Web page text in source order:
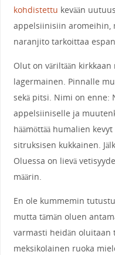
kohdistettu kevään
appelsiinisiin aromeihin,
naranjito tarkoittaa
Olut on väriltään
lagermainen. Pinnalle
sekä pitsi. Nimi on enne:
appelsiiniselle ja
häämöttää humalien
sitruksisen kukkainen.
Oluessa on lievä
määrin.
En ole kummemin
mutta tämän oluen
varmasti heidän oluitaan
meksikolainen ruoka